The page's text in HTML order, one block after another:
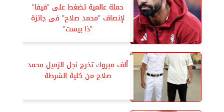
حملة عالمية تضغط على ”فيفا”
لإنصاف ”محمد صلاح” فى جائزة
”ذا بيست”
ألف مبروك تخرج نجل الزميل محمد
صلاح من كلية الشرطة